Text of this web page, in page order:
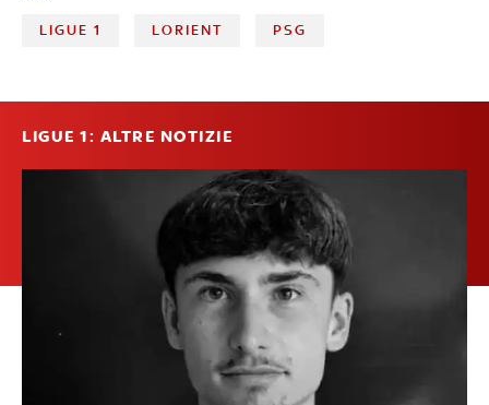
LIGUE 1 LORIENT PSG
LIGUE 1: ALTRE NOTIZIE